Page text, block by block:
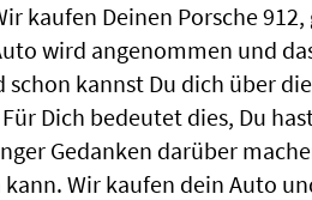
kaufen Deinen Porsche
wird angenommen und
schon kannst Du dich über
Dich bedeutet dies, Du
Gedanken darüber
Wir kaufen dein Auto